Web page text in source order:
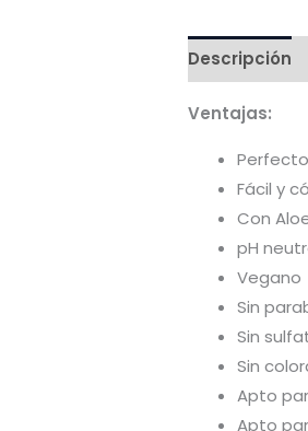
Descripción
Ventajas:
Fácil y
Con
pH
Vegano
Sin
Sin
Sin
Apto
Apto